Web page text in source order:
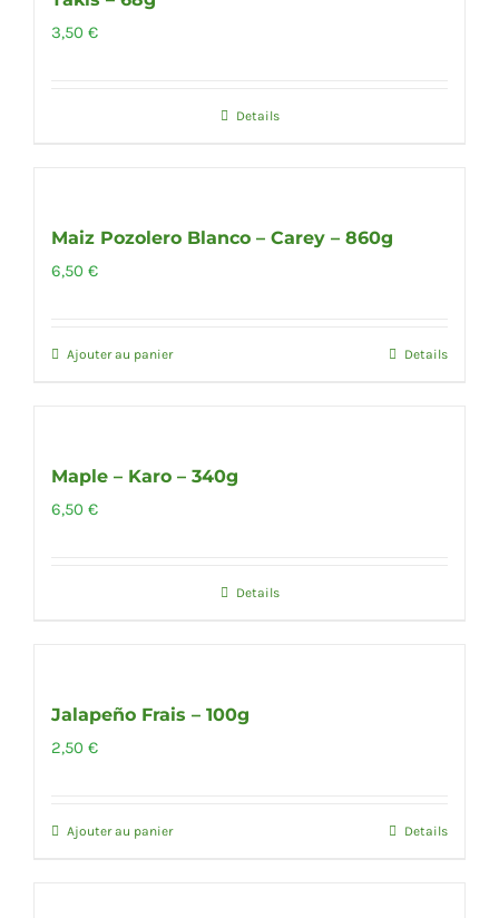
3,50 €
Details
Maiz Pozolero Blanco – Carey – 860g
6,50 €
Ajouter au panier Details
Maple – Karo – 340g
6,50 €
Details
Jalapeño Frais – 100g
2,50 €
Ajouter au panier Details